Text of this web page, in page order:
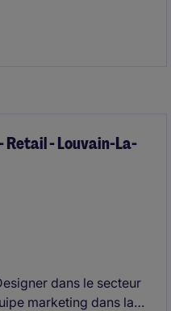
operations across
Retail - Louvain-La-
dans le secteur
marketing dans la